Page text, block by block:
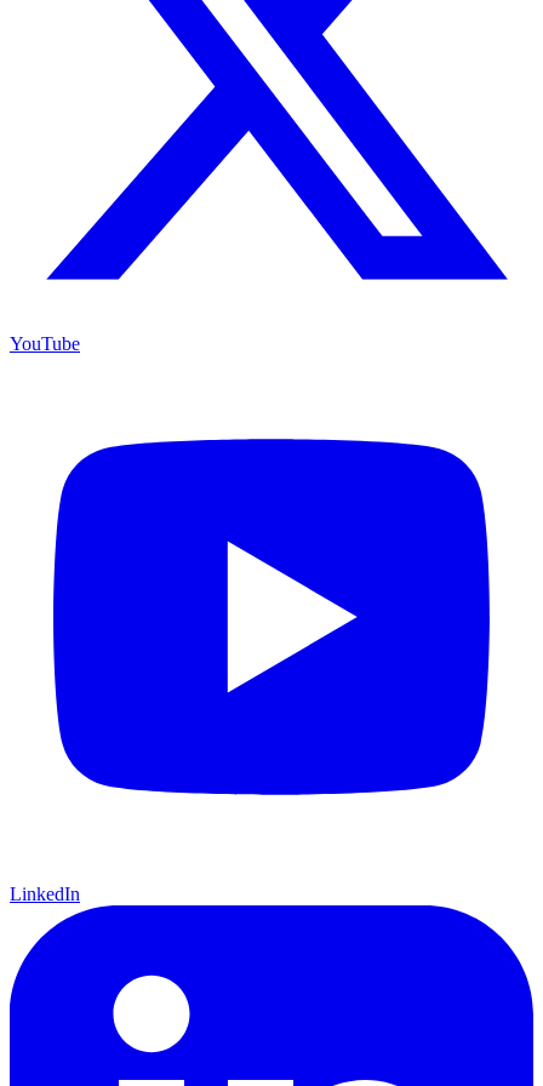
YouTube
LinkedIn